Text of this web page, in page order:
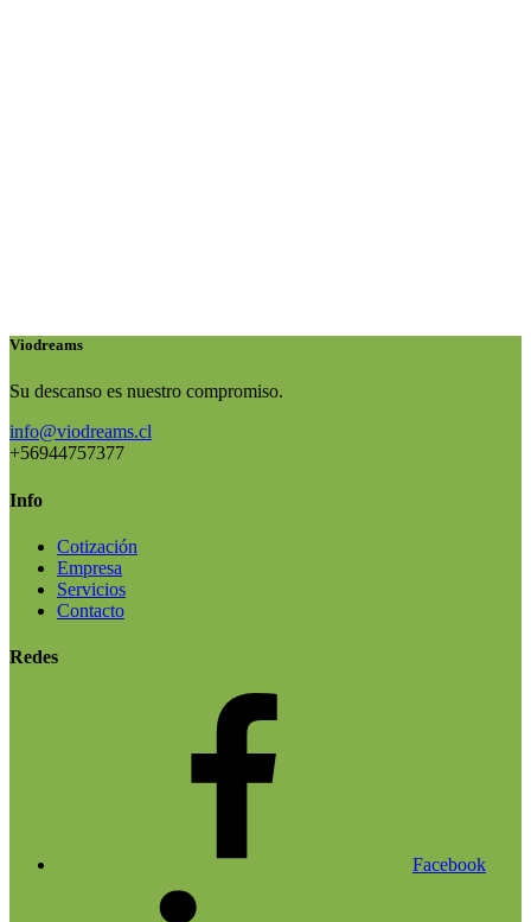
Viodreams
Su descanso es nuestro compromiso.
info@viodreams.cl
+56944757377
Info
Cotización
Empresa
Servicios
Contacto
Redes
Facebook